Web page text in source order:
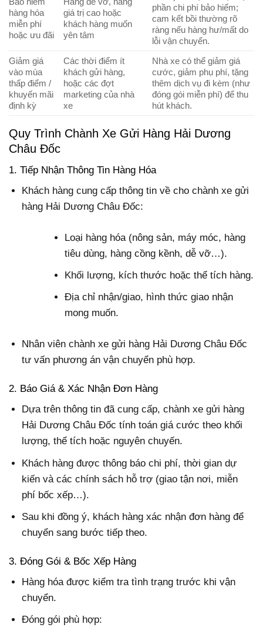
hàng hóa
miễn phí
hoặc ưu đãi
giá trị cao hoặc
khách hàng muốn
yên tâm
phần chi phí bảo hiểm;
cam kết bồi thường rõ
ràng nếu hàng hư/mất do
lỗi vận chuyển.
Giảm giá
vào mùa
thấp điểm /
khuyến mãi
định kỳ
Các thời điểm ít
khách gửi hàng,
hoặc các đợt
marketing của nhà
xe
Nhà xe có thể giảm giá
cước, giảm phụ phí, tặng
thêm dịch vụ đi kèm (như
đóng gói miễn phí) để thu
hút khách.
Quy Trình Chành Xe Gửi Hàng Hải Dương
Châu Đốc
1. Tiếp Nhận Thông Tin Hàng Hóa
Khách hàng cung cấp thông tin về cho chành xe gửi
hàng Hải Dương Châu Đốc:
Loại hàng hóa (nông sản, máy móc, hàng
tiêu dùng, hàng cồng kềnh, dễ vỡ…).
Khối lượng, kích thước hoặc thể tích hàng.
Địa chỉ nhận/giao, hình thức giao nhận
mong muốn.
Nhân viên chành xe gửi hàng Hải Dương Châu Đốc
tư vấn phương án vận chuyển phù hợp.
2. Báo Giá & Xác Nhận Đơn Hàng
Dựa trên thông tin đã cung cấp, chành xe gửi hàng
Hải Dương Châu Đốc tính toán giá cước theo khối
lượng, thể tích hoặc nguyên chuyến.
Khách hàng được thông báo chi phí, thời gian dự
kiến và các chính sách hỗ trợ (giao tận nơi, miễn
phí bốc xếp…).
Sau khi đồng ý, khách hàng xác nhận đơn hàng để
chuyển sang bước tiếp theo.
3. Đóng Gói & Bốc Xếp Hàng
Hàng hóa được kiểm tra tình trạng trước khi vận
chuyển.
Đóng gói phù hợp: